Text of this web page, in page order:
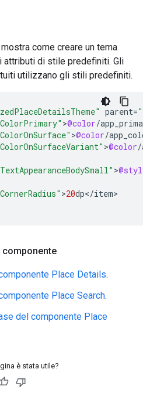
come creare un tema
di stile predefiniti. Gli
utilizzano gli stili predefiniti.
parent=
>@color/
>@color/
>@color/
>
>20dp</item
componente
Place Details.
Place Search.
del componente Place
è stata utile?